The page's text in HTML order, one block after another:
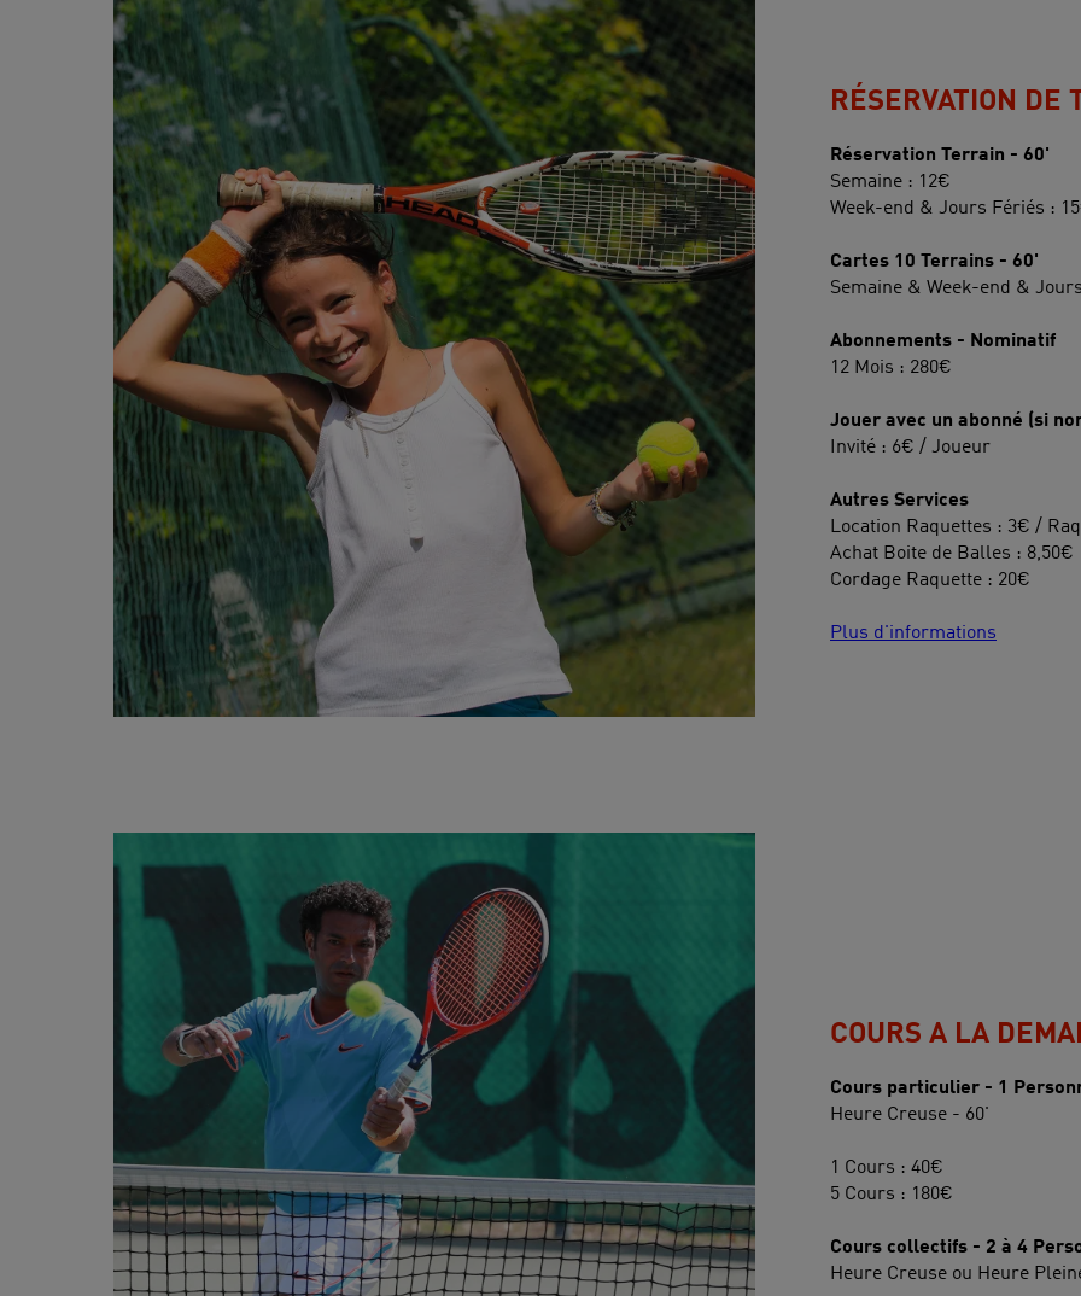
RÉSERVATION DE
Réservation Terrain - 60'
Semaine : 12€
Week-end & Jours Fériés :
Cartes 10 Terrains - 60'
Semaine & Week-end &
Abonnements - Nominatif
12 Mois : 280€
Jouer avec un abonné (si
Invité : 6€ / Joueur
Autres Services
Location Raquettes : 3€ /
Achat Boite de Balles : 8,50€
Cordage Raquette : 20€
Plus d'informations
COURS A LA
Cours particulier - 1
Heure Creuse - 60'
1 Cours : 40€
5 Cours : 180€
Cours collectifs - 2 à 4
Heure Creuse ou Heure